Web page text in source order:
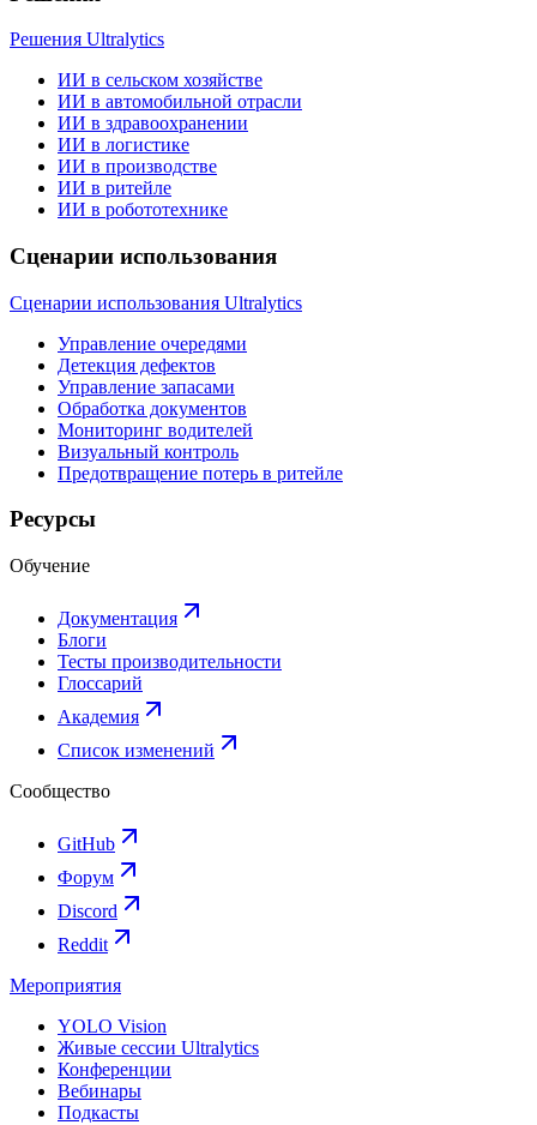
Решения Ultralytics
ИИ в сельском хозяйстве
ИИ в автомобильной отрасли
ИИ в здравоохранении
ИИ в логистике
ИИ в производстве
ИИ в ритейле
ИИ в робототехнике
Сценарии использования
Сценарии использования Ultralytics
Управление очередями
Детекция дефектов
Управление запасами
Обработка документов
Мониторинг водителей
Визуальный контроль
Предотвращение потерь в ритейле
Ресурсы
Обучение
Документация
Блоги
Тесты производительности
Глоссарий
Академия
Список изменений
Сообщество
GitHub
Форум
Discord
Reddit
Мероприятия
YOLO Vision
Живые сессии Ultralytics
Конференции
Вебинары
Подкасты